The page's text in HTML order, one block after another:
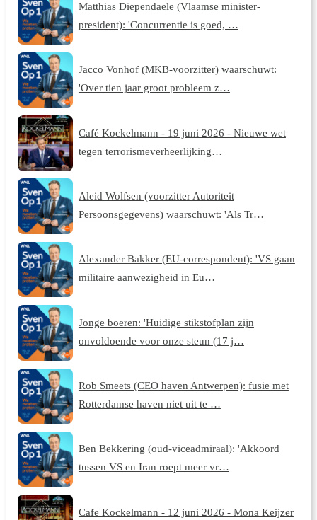
Matthias Diependaele (Vlaamse minister-
president): 'Concurrentie is goed, …
Jacco Vonhof (MKB-voorzitter) waarschuwt:
'Over tien jaar groot probleem z…
Café Kockelmann - 19 juni 2026 - Nieuwe wet
tegen terrorismeverheerlijking…
Aleid Wolfsen (voorzitter Autoriteit
Persoonsgegevens) waarschuwt: 'Als Tr…
Alexander Bakker (EU-correspondent): 'VS gaan
militaire aanwezigheid in Eu…
Jonge boeren: 'Huidige stikstofplan zijn
onvoldoende voor onze steun (17 j…
Rob Smeets (CEO haven Antwerpen): fusie met
Rotterdamse haven niet uit te …
Ben Bekkering (oud-viceadmiraal): 'Akkoord
tussen VS en Iran roept meer vr…
Cafe Kockelmann - 12 juni 2026 - Mona Keijzer